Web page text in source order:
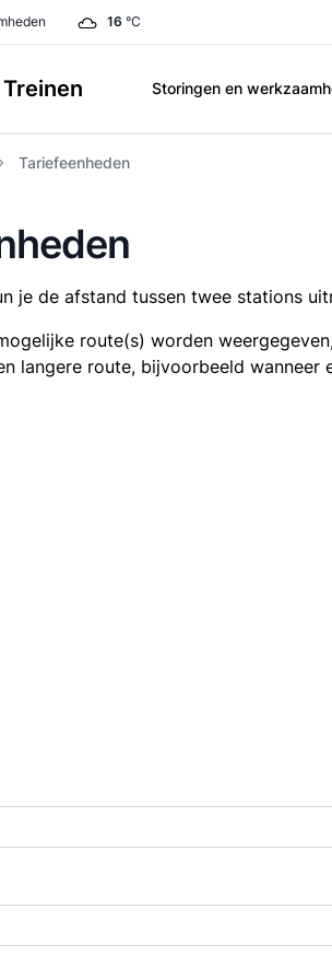
16 °C
Storingen en
Tariefeenheden
je de afstand tussen twee stations
route(s) worden
langere route, bijvoorbeeld